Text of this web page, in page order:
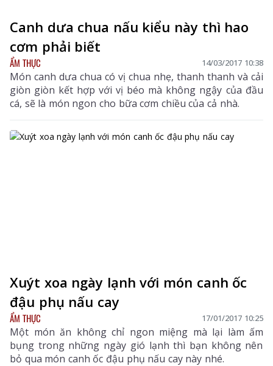
Canh dưa chua nấu kiểu này thì hao
cơm phải biết
ẨM THỰC 14/03/2017 10:38
Món canh dưa chua có vị chua nhẹ, thanh thanh và cải
giòn giòn kết hợp với vị béo mà không ngậy của đầu
cá, sẽ là món ngon cho bữa cơm chiều của cả nhà.
Xuýt xoa ngày lạnh với món canh ốc
đậu phụ nấu cay
ẨM THỰC 17/01/2017 10:25
Một món ăn không chỉ ngon miệng mà lại làm ấm
bụng trong những ngày gió lạnh thì bạn không nên
bỏ qua món canh ốc đậu phụ nấu cay này nhé.